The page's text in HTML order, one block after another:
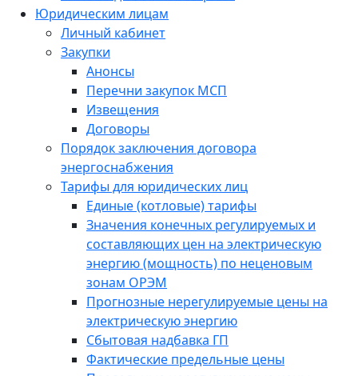
Юридическим лицам
Личный кабинет
Закупки
Анонсы
Перечни закупок МСП
Извещения
Договоры
Порядок заключения договора
энергоснабжения
Тарифы для юридических лиц
Единые (котловые) тарифы
Значения конечных регулируемых и
составляющих цен на электрическую
энергию (мощность) по неценовым
зонам ОРЭМ
Прогнозные нерегулируемые цены на
электрическую энергию
Сбытовая надбавка ГП
Фактические предельные цены